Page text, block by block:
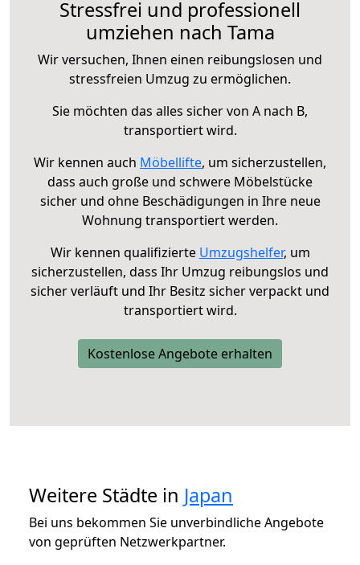
Stressfrei und professionell
umziehen nach Tama
Wir versuchen, Ihnen einen reibungslosen und
stressfreien Umzug zu ermöglichen.
Sie möchten das alles sicher von A nach B,
transportiert wird.
Wir kennen auch Möbellifte, um sicherzustellen,
dass auch große und schwere Möbelstücke
sicher und ohne Beschädigungen in Ihre neue
Wohnung transportiert werden.
Wir kennen qualifizierte Umzugshelfer, um
sicherzustellen, dass Ihr Umzug reibungslos und
sicher verläuft und Ihr Besitz sicher verpackt und
transportiert wird.
Kostenlose Angebote erhalten
Weitere Städte in Japan
Bei uns bekommen Sie unverbindliche Angebote
von geprüften Netzwerkpartner.